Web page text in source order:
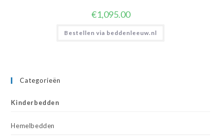
€1,095.00
Bestellen via beddenleeuw.nl
Categorieën
Kinderbedden
Hemelbedden